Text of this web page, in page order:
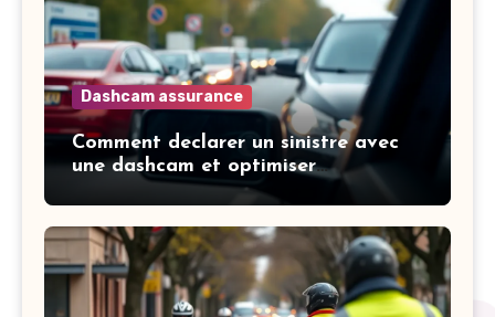
Dashcam assurance
Comment declarer un sinistre avec
une dashcam et optimiser
l’indemnisation